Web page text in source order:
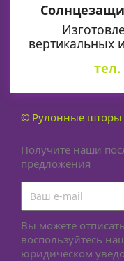
вертикальных
тел.
© Рулонные шторы
Получите наши
предложения
Вы можете
воспользуйтесь
юридическом